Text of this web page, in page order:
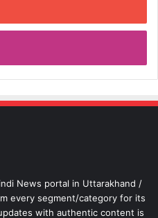
News portal in Uttarakhand /
every segment/category for its
with authentic content is